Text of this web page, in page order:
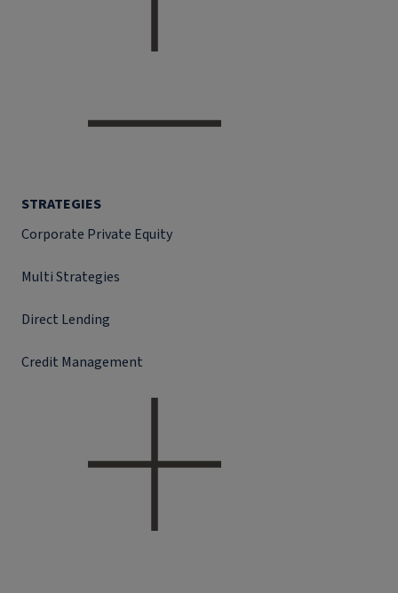
STRATEGIES
Corporate Private Equity
Multi Strategies
Direct Lending
Credit Management